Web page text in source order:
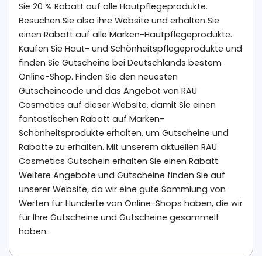
Sie 20 % Rabatt auf alle Hautpflegeprodukte.
Besuchen Sie also ihre Website und erhalten Sie
einen Rabatt auf alle Marken-Hautpflegeprodukte.
Kaufen Sie Haut- und Schönheitspflegeprodukte und
finden Sie Gutscheine bei Deutschlands bestem
Online-Shop. Finden Sie den neuesten
Gutscheincode und das Angebot von RAU
Cosmetics auf dieser Website, damit Sie einen
fantastischen Rabatt auf Marken-
Schönheitsprodukte erhalten, um Gutscheine und
Rabatte zu erhalten. Mit unserem aktuellen RAU
Cosmetics Gutschein erhalten Sie einen Rabatt.
Weitere Angebote und Gutscheine finden Sie auf
unserer Website, da wir eine gute Sammlung von
Werten für Hunderte von Online-Shops haben, die wir
für Ihre Gutscheine und Gutscheine gesammelt
haben.